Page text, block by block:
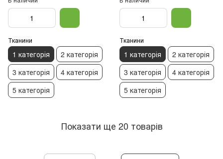
Тканини
1 категорія
2 категорія
3 категорія
4 категорія
5 категорія
Тканини
1 категорія
2 категорія
3 категорія
4 категорія
5 категорія
Показати ще 20 товарів